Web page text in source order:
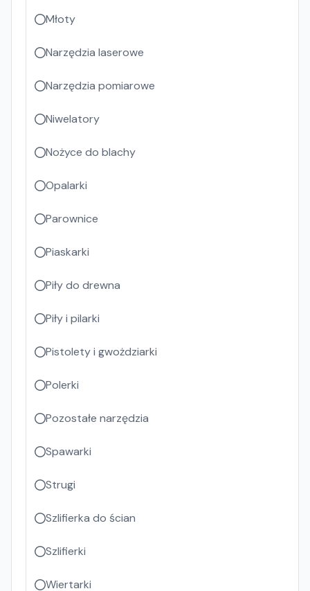
Młoty
Narzędzia laserowe
Narzędzia pomiarowe
Niwelatory
Nożyce do blachy
Opalarki
Parownice
Piaskarki
Piły do drewna
Piły i pilarki
Pistolety i gwożdziarki
Polerki
Pozostałe narzędzia
Spawarki
Strugi
Szlifierka do ścian
Szlifierki
Wiertarki